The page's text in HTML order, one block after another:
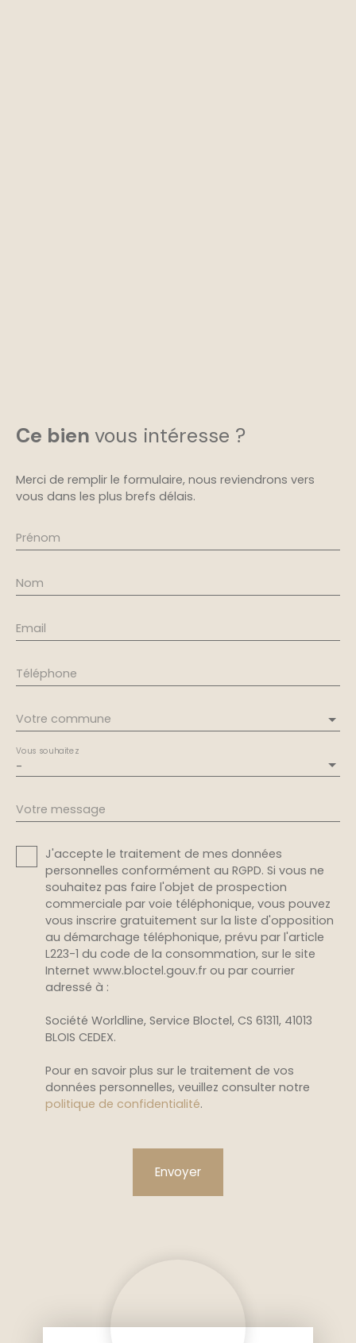
Ce bien vous intéresse ?
Merci de remplir le formulaire, nous reviendrons vers
vous dans les plus brefs délais.
Prénom
Nom
Email
Téléphone
Votre commune
-
Vous souhaitez
Votre message
J'accepte le traitement de mes données
personnelles conformément au RGPD. Si vous ne
souhaitez pas faire l'objet de prospection
commerciale par voie téléphonique, vous pouvez
vous inscrire gratuitement sur la liste d'opposition
au démarchage téléphonique, prévu par l'article
L223-1 du code de la consommation, sur le site
Internet www.bloctel.gouv.fr ou par courrier
adressé à :
Société Worldline, Service Bloctel, CS 61311, 41013
BLOIS CEDEX.
Pour en savoir plus sur le traitement de vos
données personnelles, veuillez consulter notre
politique de confidentialité.
Envoyer